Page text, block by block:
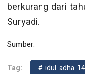
berkurang dari
Suryadi.
Sumber:
Tag: # idul adha